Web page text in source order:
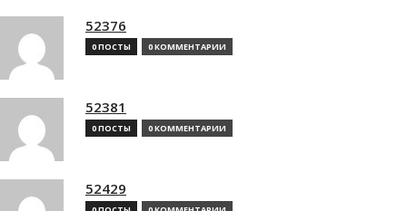
52376
0 ПОСТЫ 0 КОММЕНТАРИИ
52381
0 ПОСТЫ 0 КОММЕНТАРИИ
52429